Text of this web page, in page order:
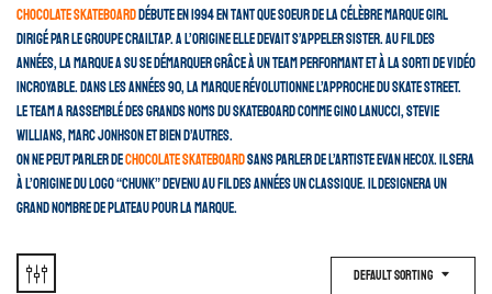
Chocolate Skateboard débute en 1994 en tant que soeur de la célèbre marque Girl
dirigé par le groupe Crailtap. A l’origine elle devait s’appeler Sister. Au fil des
années, la marque a su se démarquer grâce à un team performant et à la sorti de vidéo
incroyable. Dans les années 90, la marque révolutionne l’approche du skate street.
Le team a rassemblé des grands noms du skateboard comme Gino Lanucci, Stevie
Willians, Marc Jonhson et bien d’autres.
On ne peut parler deChocolate skateboardsans parler de l’artiste Evan Hecox. Il sera
à l’origine du Logo “Chunk” devenu au fil des années un classique. Il designera un
grand nombre de plateau pour la marque.
Default Sorting